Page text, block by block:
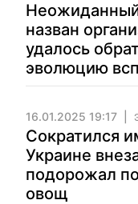
назван
удалось
эволюцию
16.01.2025 19:17
Сократился
Украине
подорожал
овощ